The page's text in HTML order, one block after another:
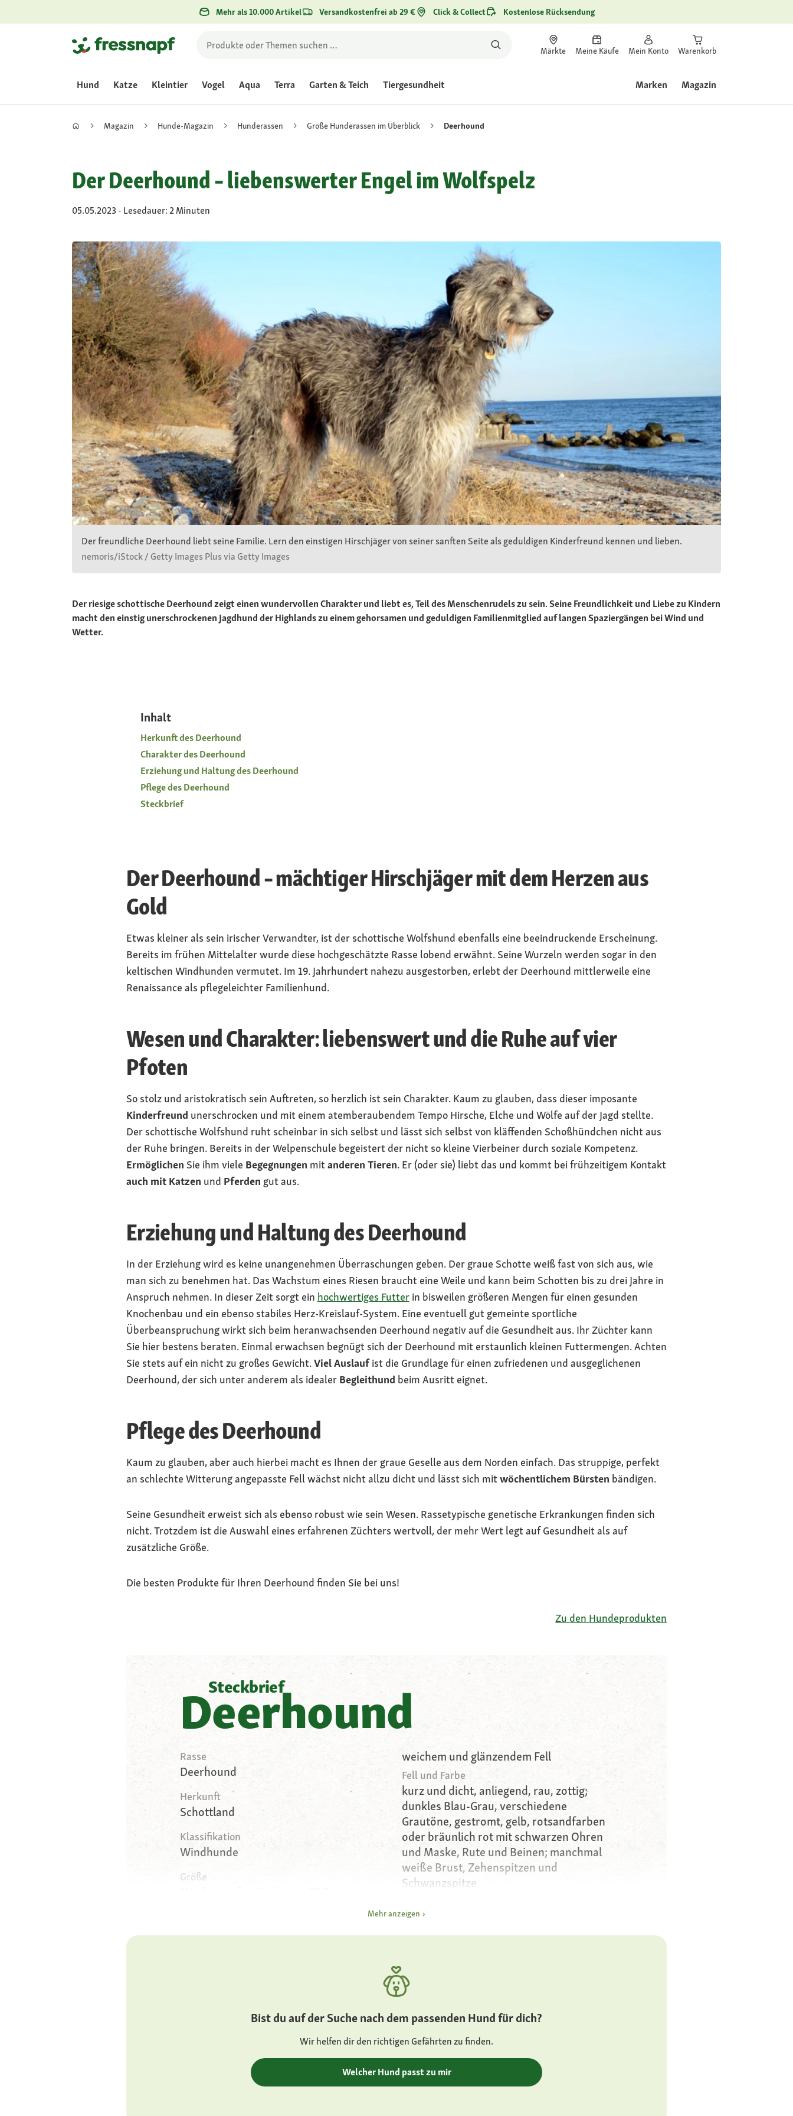
Mehr als 10.000 Artikel Versandkostenfrei ab 29 € Click & Collect Kostenlose Rücksendung
Märkte Meine Käufe Mein Konto Warenkorb
Hund Katze Kleintier Vogel Aqua Terra Garten & Teich Tiergesundheit Marken Magazin
Magazin Hunde-Magazin Hunderassen Große Hunderassen im Überblick Deerhound
Der Deerhound – liebenswerter Engel im Wolfspelz
05.05.2023 - Lesedauer: 2 Minuten
Der freundliche Deerhound liebt seine Familie. Lern den einstigen Hirschjäger von seiner sanften Seite als geduldigen Kinderfreund kennen und lieben.
nemoris/iStock / Getty Images Plus via Getty Images
Der riesige schottische Deerhound zeigt einen wundervollen Charakter und liebt es, Teil des Menschenrudels zu sein. Seine Freundlichkeit und Liebe zu Kindern
macht den einstig unerschrockenen Jagdhund der Highlands zu einem gehorsamen und geduldigen Familienmitglied auf langen Spaziergängen bei Wind und
Wetter.
Inhalt
Herkunft des Deerhound
Charakter des Deerhound
Erziehung und Haltung des Deerhound
Pflege des Deerhound
Steckbrief
Der Deerhound – mächtiger Hirschjäger mit dem Herzen aus
Gold
Etwas kleiner als sein irischer Verwandter, ist der schottische Wolfshund ebenfalls eine beeindruckende Erscheinung.
Bereits im frühen Mittelalter wurde diese hochgeschätzte Rasse lobend erwähnt. Seine Wurzeln werden sogar in den
keltischen Windhunden vermutet. Im 19. Jahrhundert nahezu ausgestorben, erlebt der Deerhound mittlerweile eine
Renaissance als pflegeleichter Familienhund.
Wesen und Charakter: liebenswert und die Ruhe auf vier
Pfoten
So stolz und aristokratisch sein Auftreten, so herzlich ist sein Charakter. Kaum zu glauben, dass dieser imposante
Kinderfreund unerschrocken und mit einem atemberaubendem Tempo Hirsche, Elche und Wölfe auf der Jagd stellte.
Der schottische Wolfshund ruht scheinbar in sich selbst und lässt sich selbst von kläffenden Schoßhündchen nicht aus
der Ruhe bringen. Bereits in der Welpenschule begeistert der nicht so kleine Vierbeiner durch soziale Kompetenz.
Ermöglichen Sie ihm viele Begegnungen mit anderen Tieren. Er (oder sie) liebt das und kommt bei frühzeitigem Kontakt
auch mit Katzen und Pferden gut aus.
Erziehung und Haltung des Deerhound
In der Erziehung wird es keine unangenehmen Überraschungen geben. Der graue Schotte weiß fast von sich aus, wie
man sich zu benehmen hat. Das Wachstum eines Riesen braucht eine Weile und kann beim Schotten bis zu drei Jahre in
Anspruch nehmen. In dieser Zeit sorgt ein hochwertiges Futterin bisweilen größeren Mengen für einen gesunden
Knochenbau und ein ebenso stabiles Herz-Kreislauf-System. Eine eventuell gut gemeinte sportliche
Überbeanspruchung wirkt sich beim heranwachsenden Deerhound negativ auf die Gesundheit aus. Ihr Züchter kann
Sie hier bestens beraten. Einmal erwachsen begnügt sich der Deerhound mit erstaunlich kleinen Futtermengen. Achten
Sie stets auf ein nicht zu großes Gewicht.Viel Auslaufist die Grundlage für einen zufriedenen und ausgeglichenen
Deerhound, der sich unter anderem als idealer Begleithund beim Ausritt eignet.
Pflege des Deerhound
Kaum zu glauben, aber auch hierbei macht es Ihnen der graue Geselle aus dem Norden einfach. Das struppige, perfekt
an schlechte Witterung angepasste Fell wächst nicht allzu dicht und lässt sich mit wöchentlichem Bürsten bändigen.
Seine Gesundheit erweist sich als ebenso robust wie sein Wesen. Rassetypische genetische Erkrankungen finden sich
nicht. Trotzdem ist die Auswahl eines erfahrenen Züchters wertvoll, der mehr Wert legt auf Gesundheit als auf
zusätzliche Größe.
Die besten Produkte für Ihren Deerhound finden Sie bei uns!
Zu den Hundeprodukten
Steckbrief
Deerhound
Rasse
Deerhound
Herkunft
Schottland
Klassifikation
Windhunde
Größe
Gewicht
stärkerer Knochenbau
dunkel, braun, rund, schwarze Lidränder
weichem und glänzendem Fell
Fell und Farbe
kurz und dicht, anliegend, rau, zottig;
dunkles Blau-Grau, verschiedene
Grautöne, gestromt, gelb, rotsandfarben
oder bräunlich rot mit schwarzen Ohren
und Maske, Rute und Beinen; manchmal
weiße Brust, Zehenspitzen und
Schwanzspitze
Besonderheiten
Geburtsgewicht rund 400 Gramm; Rüden
benötigen drei Jahre zum Auswachsen,
Charakter
ruhig, ausgeglichen und geduldig,
zu erziehen, bellt kaum
Gesundheit
wie bei allen großen Hunden Gefahr der
Magendrehung, keine Veranlagung zu
Mehr anzeigen
Bist du auf der Suche nach dem passenden Hund für dich?
Wir helfen dir den richtigen Gefährten zu finden.
Welcher Hund passt zu mir